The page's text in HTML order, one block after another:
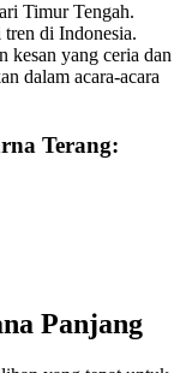
Timur Tengah.
di Indonesia.
kesan yang ceria dan
dalam acara-acara
Terang:
Panjang